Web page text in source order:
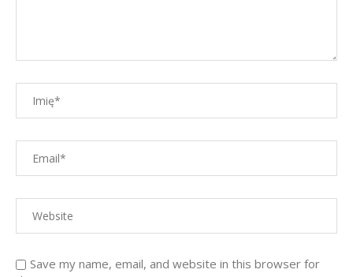
Save my name, email, and website in this browser for